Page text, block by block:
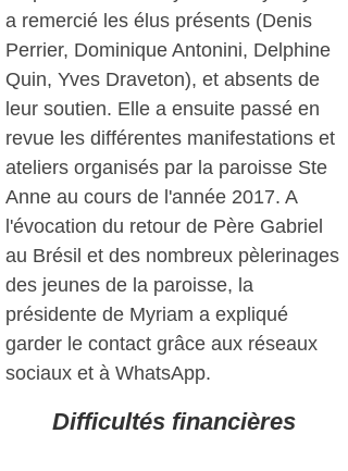
a remercié les élus présents (Denis
Perrier, Dominique Antonini, Delphine
Quin, Yves Draveton), et absents de
leur soutien. Elle a ensuite passé en
revue les différentes manifestations et
ateliers organisés par la paroisse Ste
Anne au cours de l'année 2017. A
l'évocation du retour de Père Gabriel
au Brésil et des nombreux pèlerinages
des jeunes de la paroisse, la
présidente de Myriam a expliqué
garder le contact grâce aux réseaux
sociaux et à WhatsApp.
Difficultés financières